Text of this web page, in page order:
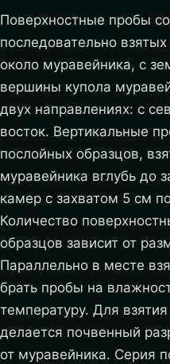
Поверхностные пробы
последовательно
около муравейника, с
вершины купола
двух направлениях: с
восток. Вертикальные
послойных образцов,
муравейника вглубь до
камер с захватом 5 см
Количество
образцов зависит от
Параллельно в месте
брать пробы на
температуру. Для
делается почвенный
от муравейника. Серия